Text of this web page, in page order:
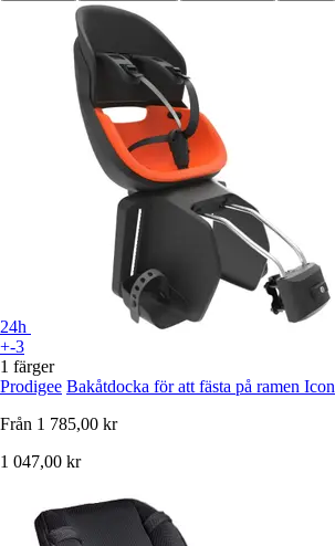
24h
+-3
1 färger
Prodigee Bakåtdocka för att fästa på ramen Icon
Från 1 785,00 kr
1 047,00 kr